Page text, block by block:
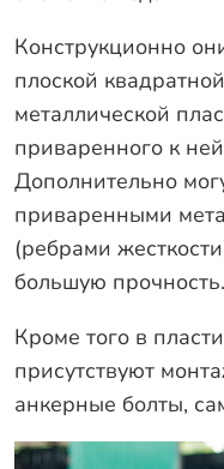
Конструкционно
плоской
металлической
приваренного к
Дополнительно
приваренными
(ребрами
большую прочность.
Кроме того в
присутствуют
анкерные болты,